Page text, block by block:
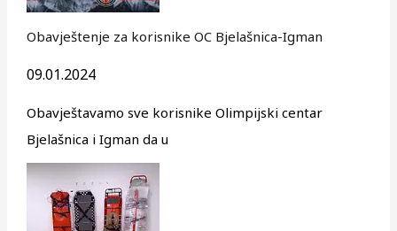
Obavještenje za korisnike OC Bjelašnica-Igman
09.01.2024
Obavještavamo sve korisnike Olimpijski centar
Bjelašnica i Igman da u